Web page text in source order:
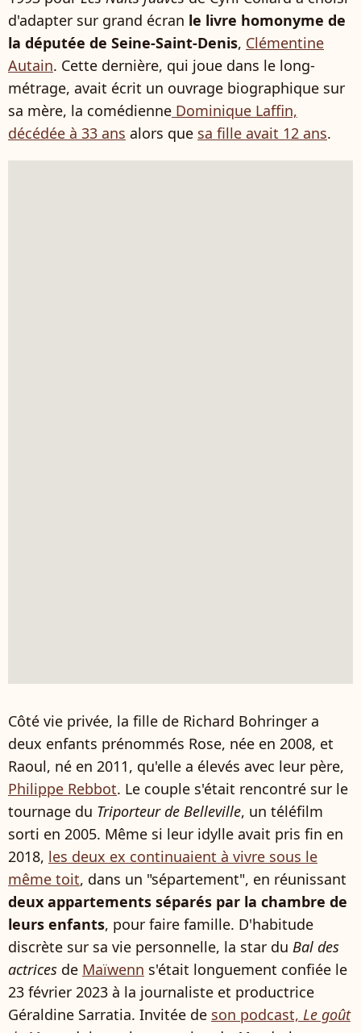
d'adapter sur grand écran le livre homonyme de
la députée de Seine-Saint-Denis, Clémentine
Autain. Cette dernière, qui joue dans le long-
métrage, avait écrit un ouvrage biographique sur
sa mère, la comédienne Dominique Laffin,
décédée à 33 ans alors que sa fille avait 12 ans.
Côté vie privée, la fille de Richard Bohringer a
deux enfants prénommés Rose, née en 2008, et
Raoul, né en 2011, qu'elle a élevés avec leur père,
Philippe Rebbot. Le couple s'était rencontré sur le
tournage du Triporteur de Belleville, un téléfilm
sorti en 2005. Même si leur idylle avait pris fin en
2018, les deux ex continuaient à vivre sous le
même toit, dans un "sépartement", en réunissant
deux appartements séparés par la chambre de
leurs enfants, pour faire famille. D'habitude
discrète sur sa vie personnelle, la star du Bal des
actrices de Maïwenn s'était longuement confiée le
23 février 2023 à la journaliste et productrice
Géraldine Sarratia. Invitée de son podcast, Le goût